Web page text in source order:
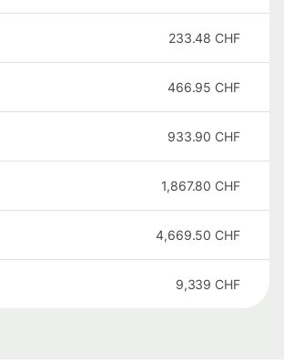
233.48 CHF
466.95 CHF
933.90 CHF
1,867.80 CHF
4,669.50 CHF
9,339 CHF